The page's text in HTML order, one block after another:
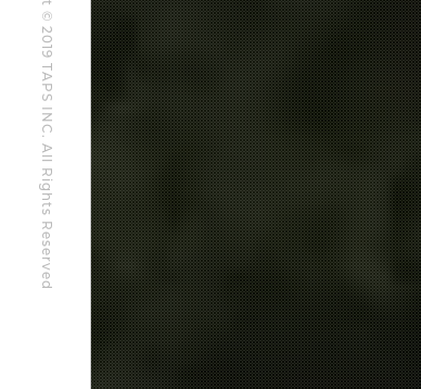
Copyright © 2019 TAPS INC. All Rights Reserved